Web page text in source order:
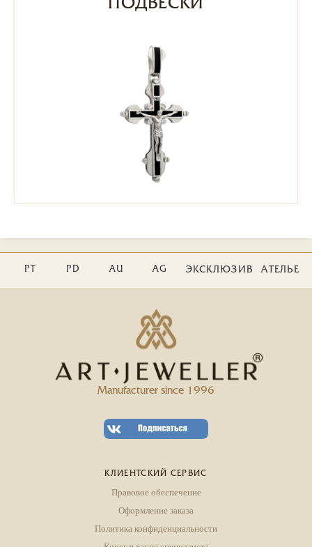
ПОДВЕСКИ
PT PD AU AG ЭКСКЛЮЗИВ АТЕЛЬЕ
Manufacturer since 1996
КЛИЕНТСКИЙ СЕРВИС
Правовое обеспечение
Оформление заказа
Политика конфиденциальности